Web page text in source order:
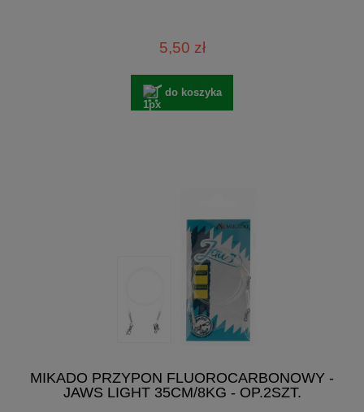
5,50 zł
do koszyka
MIKADO PRZYPON FLUOROCARBONOWY -
JAWS LIGHT 35CM/8KG - OP.2SZT.